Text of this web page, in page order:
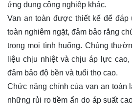
ứng dụng công nghiệp khác.
Van an toàn được thiết kế để đáp
toàn nghiêm ngặt, đảm bảo rằng
trong mọi tình huống. Chúng
liệu chịu nhiệt và chịu áp lực
đảm bảo độ bền và tuổi thọ cao.
Chức năng chính của van an toàn
những rủi ro tiềm ẩn do áp suất